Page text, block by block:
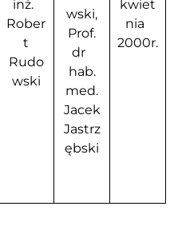
inż.
Rober
t
Rudo
wski
wski,
Prof.
dr
hab.
med.
Jacek
Jastrz
ębski
kwiet
nia
2000r.